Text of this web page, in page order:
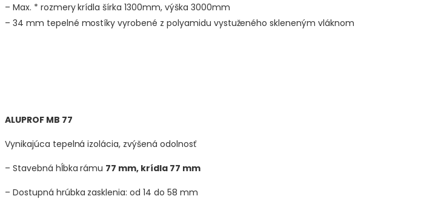
– Max. * rozmery krídla šírka 1300mm, výška 3000mm
– 34 mm tepelné mostíky vyrobené z polyamidu vystuženého skleneným vláknom
ALUPROF MB 77
Vynikajúca tepelná izolácia, zvýšená odolnosť
– Stavebná hĺbka rámu 77 mm, krídla 77 mm
– Dostupná hrúbka zasklenia: od 14 do 58 mm